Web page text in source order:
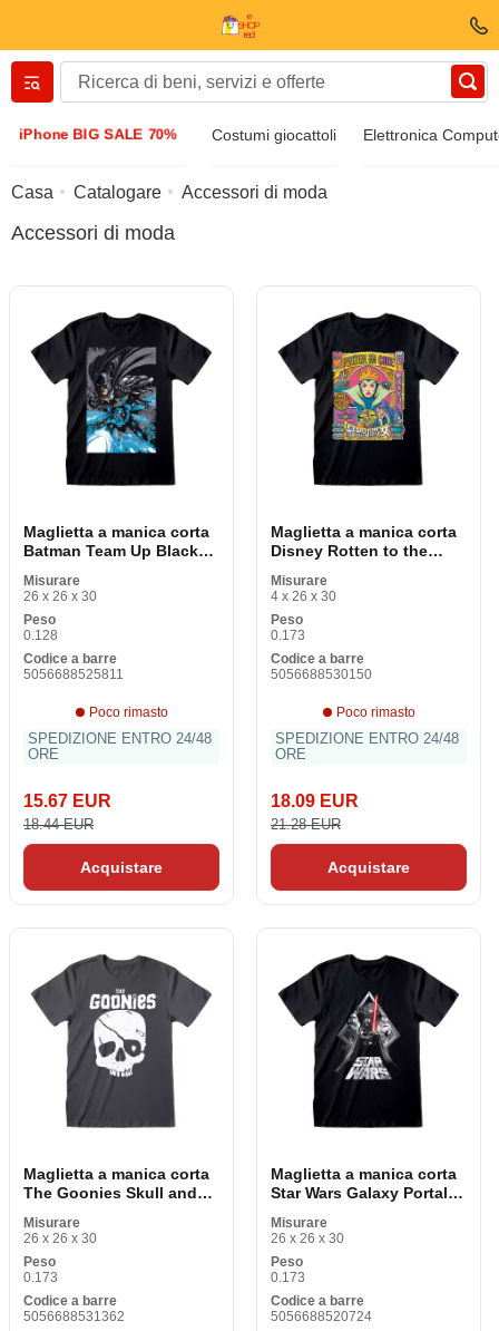
iPhone BIG SALE 70% Costumi giocattoli Elettronica
Вернуться назад
Accessori
Bijuteria
Orologio di manette
Casa Catalogare Accessori di moda
Accessori di moda
Maglietta a manica corta
Batman Team Up Black
Misurare
26 x 26 x 30
Peso
0.128
Codice a barre
5056688525811
Poco rimasto
SPEDIZIONE ENTRO 24/48
ORE
15.67 EUR
18.44 EUR
Acquistare
Maglietta a manica corta
Disney Rotten to the
Misurare
4 x 26 x 30
Peso
0.173
Codice a barre
5056688530150
Poco rimasto
SPEDIZIONE ENTRO 24/48
ORE
18.09 EUR
21.28 EUR
Acquistare
Maglietta a manica corta
The Goonies Skull and
Misurare
26 x 26 x 30
Peso
0.173
Codice a barre
5056688531362
Maglietta a manica corta
Star Wars Galaxy Portale
Misurare
26 x 26 x 30
Peso
0.173
Codice a barre
5056688520724